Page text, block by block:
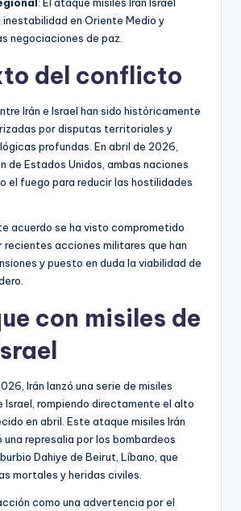
: El ataque misiles Irán Israel
inestabilidad en Oriente Medio y
negociaciones de paz.
del conflicto
Irán e Israel han sido históricamente
por disputas territoriales y
profundas. En abril de 2026,
de Estados Unidos, ambas naciones
el fuego para reducir las hostilidades
acuerdo se ha visto comprometido
recientes acciones militares que han
y puesto en duda la viabilidad de
con misiles de
Irán lanzó una serie de misiles
Israel, rompiendo directamente el alto
en abril. Este ataque misiles Irán
represalia por los bombardeos
Dahiye de Beirut, Líbano, que
mortales y heridas civiles.
como una advertencia por el